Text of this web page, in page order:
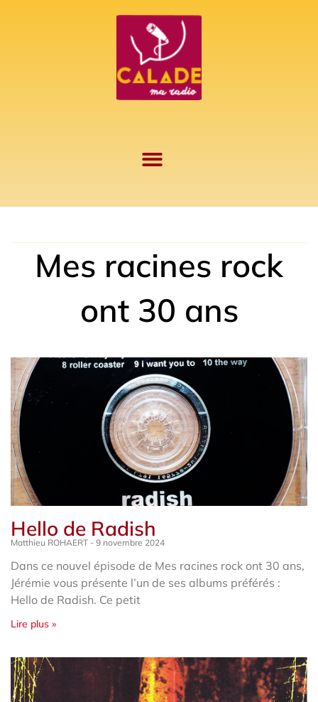
Mes racines rock
ont 30 ans
Hello de Radish
Matthieu ROHAERT 9 novembre 2024
Dans ce nouvel épisode de Mes racines rock ont 30 ans,
Jérémie vous présente l’un de ses albums préférés :
Hello de Radish. Ce petit
Lire plus »